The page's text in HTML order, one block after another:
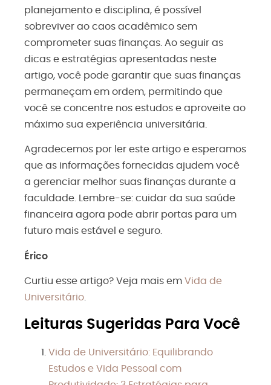
planejamento e disciplina, é possível
sobreviver ao caos acadêmico sem
comprometer suas finanças. Ao seguir as
dicas e estratégias apresentadas neste
artigo, você pode garantir que suas finanças
permaneçam em ordem, permitindo que
você se concentre nos estudos e aproveite ao
máximo sua experiência universitária.
Agradecemos por ler este artigo e esperamos
que as informações fornecidas ajudem você
a gerenciar melhor suas finanças durante a
faculdade. Lembre-se: cuidar da sua saúde
financeira agora pode abrir portas para um
futuro mais estável e seguro.
Érico
Curtiu esse artigo? Veja mais em Vida de
Universitário.
Leituras Sugeridas Para Você
Vida de Universitário: Equilibrando
Estudos e Vida Pessoal com